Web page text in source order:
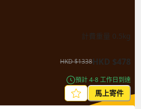
計費重量 0.5kg
HKD$1338HKD $478
預計 4-8 工作日到達
馬上寄件